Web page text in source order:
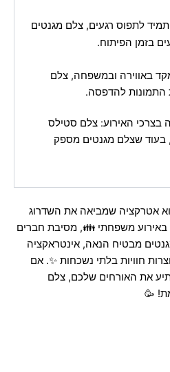
לתפוס רגעים, צלם מגנטים
בזמן הפיתוח.
באווירה ובמשפחה, צלם
התמונות להדפסה.
בצרכי האירוע: צלם סטילס
בעוד שצלם מגנטים מספק
אטרקציה שמביאה את השדרוג
באירוע משפחתי 👪, מסיבת חברים
מבטיח הנאה, אינטראקציה
חוויות בלתי נשכחות ✨. אם
את האורחים שלכם, צלם
🥳